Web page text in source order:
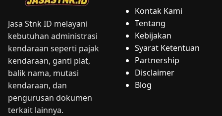
Jasa Stnk ID melayani
kebutuhan administrasi
kendaraan seperti pajak
kendaraan, ganti plat,
balik nama, mutasi
kendaraan, dan
pengurusan dokumen
terkait lainnya.
Kontak Kami
Tentang
Kebijakan
Syarat Ketentuan
Partnership
Disclaimer
Blog